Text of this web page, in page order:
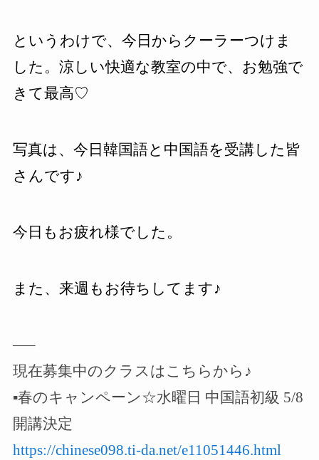
というわけで、今日からクーラーつけま
した。涼しい快適な教室の中で、お勉強で
きて最高♡
写真は、今日韓国語と中国語を受講した皆
さんです♪
今日もお疲れ様でした。
また、来週もお待ちしてます♪
—–
現在募集中のクラスはこちらから ♪
▪️春のキャンペーン☆水曜日 中国語初級 5/8
開講決定
https://chinese098.ti-da.net/e11051446.html